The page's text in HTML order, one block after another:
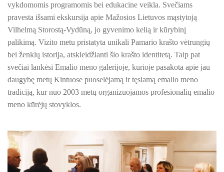
PROJEKTAS ,,KULTŪROS SKŪNĖ". Keramikos dirbtuvėse-
PROJEKTAS ,,KULTŪROS SKŪNĖ". Apie projektą spaudoje
PROJEKTAS ,,KULTŪROS SKŪNĖ". Keramikos dirbtuvių
PROJEKTAS ,,KULTŪROS SKŪNĖ". Keramikos dirbtuvės
ES PROJEKTAS GENIUS LOCI. Išleistas bukletas ,,Vydūno
ES PROJEKTAS GENIUS LOCI. Vydūno šviesos festivalis.
ES PROJEKTAS GENIUS LOCI. Vydūno šviesos festivalis.
vykdomomis programomis bei edukacine veikla. Svečiams
pravesta išsami ekskursija apie Mažosios Lietuvos mąstytoją
Vilhelmą Storostą-Vydūną, jo gyvenimo kelią ir kūrybinį
palikimą. Vizito metu pristatyta unikali Pamario krašto vėtrungių
bei ženklų istorija, atskleidžianti šio krašto identitetą. Taip pat
svečiai lankėsi Emalio meno galerijoje, kurioje pasakota apie jau
daugybę metų Kintuose puoselėjamą ir tęsiamą emalio meno
tradiciją, kur nuo 2003 metų organizuojamos profesionalių emalio
meno kūrėjų stovyklos.